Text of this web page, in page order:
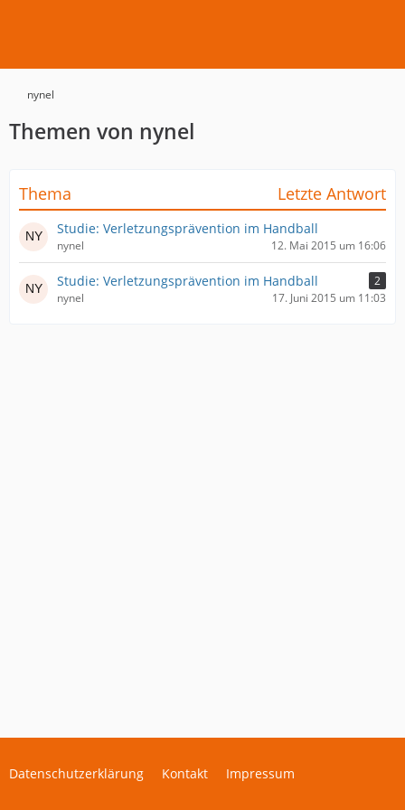
nynel
Themen von nynel
Thema Letzte Antwort
Studie: Verletzungsprävention im Handball
nynel 12. Mai 2015 um 16:06
Studie: Verletzungsprävention im Handball
2
nynel
17. Juni 2015 um 11:03
Datenschutzerklärung Kontakt Impressum